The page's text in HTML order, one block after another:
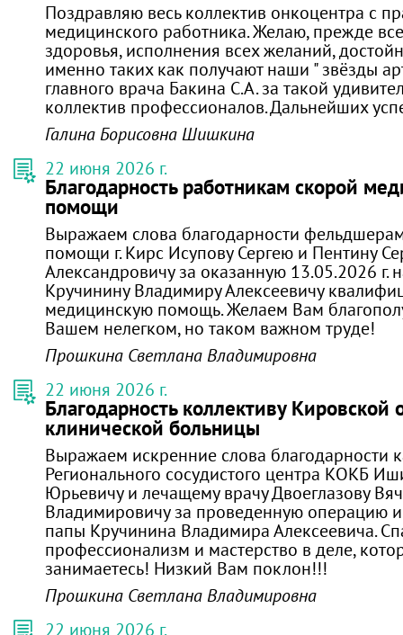
Поздравляю весь коллектив онкоцентра с
медицинского работника. Желаю, прежде
здоровья, исполнения всех желаний,
именно таких как получают наши " звёзды
главного врача Бакина С.А. за такой
коллектив профессионалов. Дальнейших
Галина Борисовна Шишкина
22 июня 2026 г.
Благодарность работникам скорой
помощи
Выражаем слова благодарности
помощи г. Кирс Исупову Сергею и Пентину
Александровичу за оказанную 13.05.2026 г.
Кручинину Владимиру Алексеевичу
медицинскую помощь. Желаем Вам
Вашем нелегком, но таком важном труде!
Прошкина Светлана Владимировна
22 июня 2026 г.
Благодарность коллективу Кировской
клинической больницы
Выражаем искренние слова благодарности
Регионального сосудистого центра КОКБ
Юрьевичу и лечащему врачу Двоеглазову
Владимировичу за проведенную операцию
папы Кручинина Владимира Алексеевича.
профессионализм и мастерство в деле,
занимаетесь! Низкий Вам поклон!!!
Прошкина Светлана Владимировна
22 июня 2026 г.